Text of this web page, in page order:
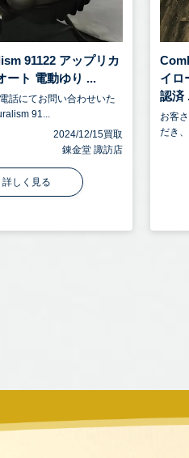
91122 アップリカ
ート 電動ゆり ...
話にてお問い合わせいた
91...
2024/12/15買取
錬金堂 諏訪店
詳しく見る
イロ
認済
お客
だき